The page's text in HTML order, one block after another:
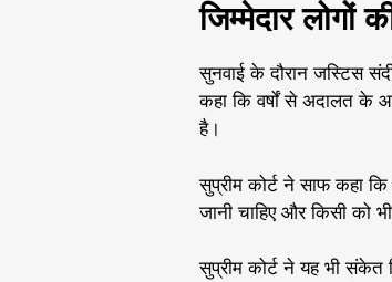
जिम्मेदार लोगों
सुनवाई के दौरान जस्टिस
कहा कि वर्षों से अदालत के
है।
सुप्रीम कोर्ट ने साफ कहा
जानी चाहिए और किसी को
सुप्रीम कोर्ट ने यह भी संकेत